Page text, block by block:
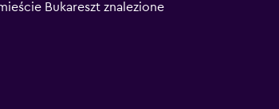
Bukareszt znalezione